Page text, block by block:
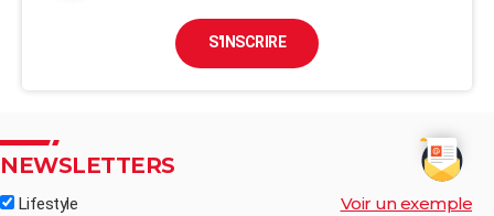
S'INSCRIRE
NEWSLETTERS
Lifestyle Voir un exemple